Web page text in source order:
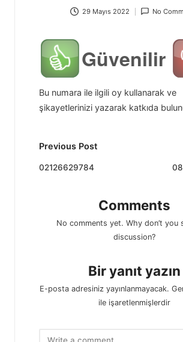
29 Mayıs 2022 No
Güvenilir
Bu numara ile ilgili oy kullanarak ve
şikayetlerinizi yazarak katkıda
Post
navigation
Previous Post
02126629784
Comments
No comments yet. Why don’t you
discussion?
Bir yanıt yazın
E-posta adresiniz yayınlanmayacak.
ile işaretlenmişlerdir